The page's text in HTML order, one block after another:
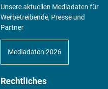
Unsere aktuellen Mediadaten für
Werbetreibende, Presse und
Partner
Mediadaten 2026
Rechtliches